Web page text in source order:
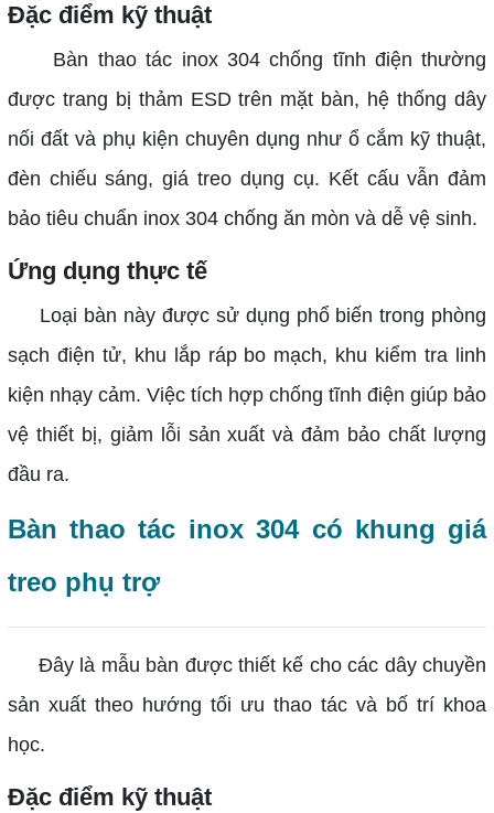
Đặc điểm kỹ thuật
Bàn thao tác inox 304 chống tĩnh điện thường
được trang bị thảm ESD trên mặt bàn, hệ thống dây
nối đất và phụ kiện chuyên dụng như ổ cắm kỹ thuật,
đèn chiếu sáng, giá treo dụng cụ. Kết cấu vẫn đảm
bảo tiêu chuẩn inox 304 chống ăn mòn và dễ vệ sinh.
Ứng dụng thực tế
Loại bàn này được sử dụng phổ biến trong phòng
sạch điện tử, khu lắp ráp bo mạch, khu kiểm tra linh
kiện nhạy cảm. Việc tích hợp chống tĩnh điện giúp bảo
vệ thiết bị, giảm lỗi sản xuất và đảm bảo chất lượng
đầu ra.
Bàn thao tác inox 304 có khung giá
treo phụ trợ
Đây là mẫu bàn được thiết kế cho các dây chuyền
sản xuất theo hướng tối ưu thao tác và bố trí khoa
học.
Đặc điểm kỹ thuật